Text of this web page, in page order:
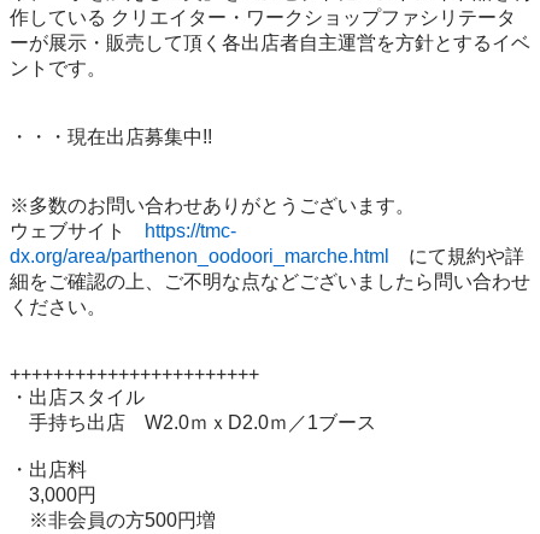
作している クリエイター・ワークショップファシリテータ
ーが展示・販売して頂く各出店者自主運営を方針とするイベ
ントです。
・・・現在出店募集中!!
※多数のお問い合わせありがとうございます。
ウェブサイト
https://tmc-
dx.org/area/parthenon_oodoori_marche.html
にて規約や詳
細をご確認の上、ご不明な点などございましたら問い合わせ
ください。
+++++++++++++++++++++++
・出店スタイル
手持ち出店　W2.0ｍｘD2.0ｍ／1ブース
・出店料
3,000円
※非会員の方500円増